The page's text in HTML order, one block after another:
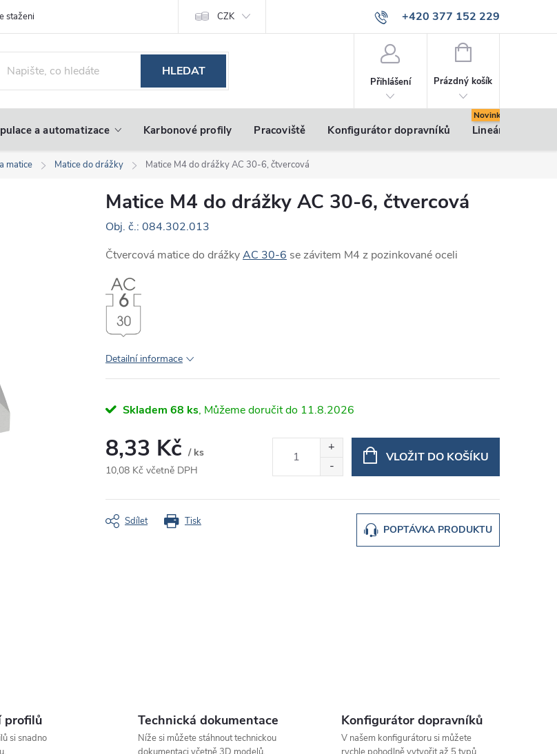
+420 377 152 229
info@vsk-profily.cz
stažení CZK
HLEDAT
Přihlášení
NÁKUPNÍ
Prázdný košík
a automatizace Karbonové profily Pracoviště Konfigurátor dopravníků Lineární pohony
matice Matice do drážky Matice M4 do drážky AC 30-6, čtvercová
Matice M4 do drážky AC 30-6, čtvercová
Obj. č.: 084.302.013
Čtvercová matice do drážkyAC 30-6 se závitem M4 z pozinkované oceli
Detailní informace
Skladem 68 ks 11.8.2026
8,33 Kč / ks
10,08 Kč včetně DPH
cena:
VLOŽIT DO KOŠÍKU
Tisk
POPTÁVKA PRODUKTU
Sdílet
profilů
si snadno
Technická dokumentace
Níže si můžete stáhnout technickou
Konfigurátor dopravníků
V našem konfigurátoru si můžete